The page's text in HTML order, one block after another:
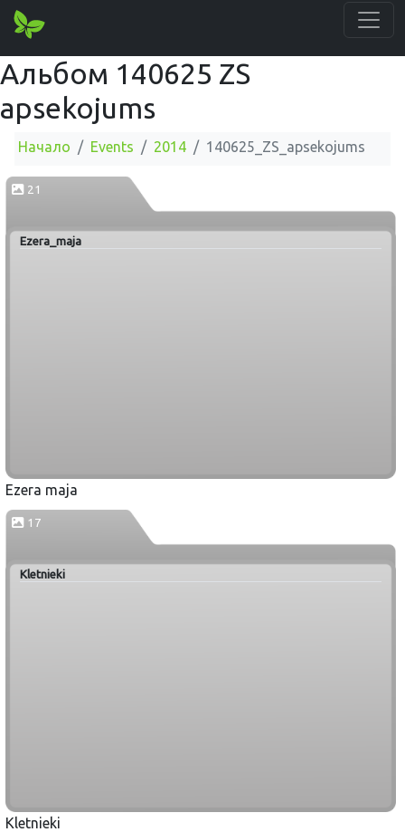
Альбом 140625 ZS
apsekojums
Начало Events 2014 140625_ZS_apsekojums
21
Ezera_maja
Ezera maja
17
Kletnieki
Kletnieki